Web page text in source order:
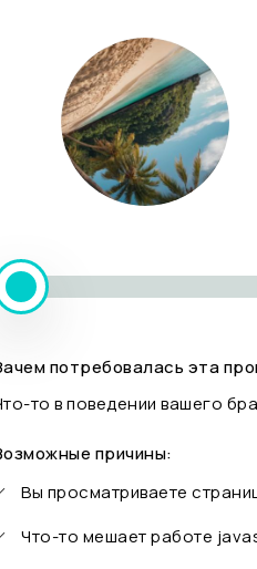
потребовалась эта
то в поведении вашего
причины:
Вы просматриваете
Что-то мешает работе